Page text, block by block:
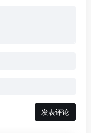
发表评论